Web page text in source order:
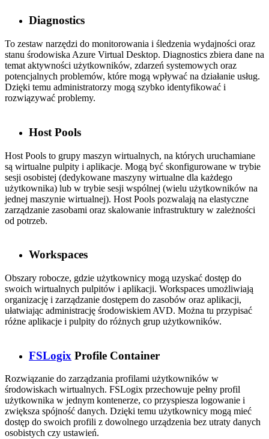
Diagnostics
To zestaw narzędzi do monitorowania i śledzenia wydajności oraz
stanu środowiska Azure Virtual Desktop. Diagnostics zbiera dane na
temat aktywności użytkowników, zdarzeń systemowych oraz
potencjalnych problemów, które mogą wpływać na działanie usług.
Dzięki temu administratorzy mogą szybko identyfikować i
rozwiązywać problemy.
Host Pools
Host Pools to grupy maszyn wirtualnych, na których uruchamiane
są wirtualne pulpity i aplikacje. Mogą być skonfigurowane w trybie
sesji osobistej (dedykowane maszyny wirtualne dla każdego
użytkownika) lub w trybie sesji wspólnej (wielu użytkowników na
jednej maszynie wirtualnej). Host Pools pozwalają na elastyczne
zarządzanie zasobami oraz skalowanie infrastruktury w zależności
od potrzeb.
Workspaces
Obszary robocze, gdzie użytkownicy mogą uzyskać dostęp do
swoich wirtualnych pulpitów i aplikacji. Workspaces umożliwiają
organizację i zarządzanie dostępem do zasobów oraz aplikacji,
ułatwiając administrację środowiskiem AVD. Można tu przypisać
różne aplikacje i pulpity do różnych grup użytkowników.
FSLogix Profile Container
Rozwiązanie do zarządzania profilami użytkowników w
środowiskach wirtualnych. FSLogix przechowuje pełny profil
użytkownika w jednym kontenerze, co przyspiesza logowanie i
zwiększa spójność danych. Dzięki temu użytkownicy mogą mieć
dostęp do swoich profili z dowolnego urządzenia bez utraty danych
osobistych czy ustawień.